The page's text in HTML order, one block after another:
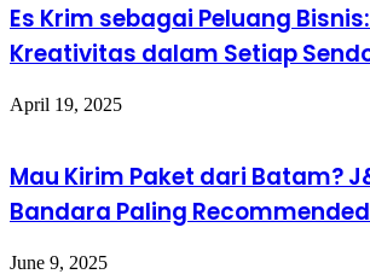
Es Krim sebagai Peluang
Kreativitas dalam Setiap
April 19, 2025
Mau Kirim Paket dari Batam?
Bandara Paling
June 9, 2025